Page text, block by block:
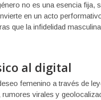
no es una esencia fija,
en un acto
que la infidelidad
al digital
femenino a través de
virales y